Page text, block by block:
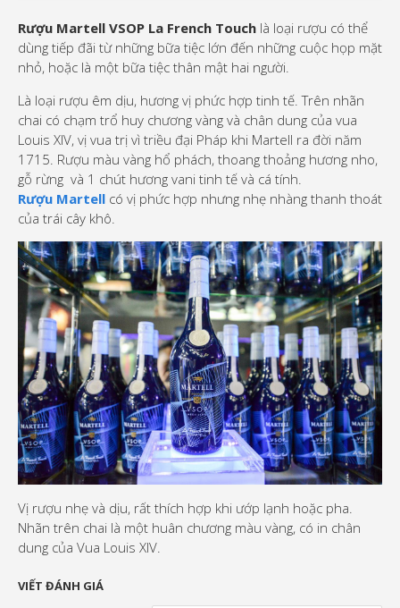
Rượu Martell VSOP La French Touch là loại rượu có thể
dùng tiếp đãi từ những bữa tiệc lớn đến những cuộc họp mặt
nhỏ, hoặc là một bữa tiệc thân mật hai người.
Là loại rượu êm dịu, hương vị phức hợp tinh tế. Trên nhãn
chai có chạm trổ huy chương vàng và chân dung của vua
Louis XIV, vị vua trị vì triều đại Pháp khi Martell ra đời năm
1715. Rượu màu vàng hổ phách, thoang thoảng hương nho,
gỗ rừng và 1 chút hương vani tinh tế và cá tính.
Rượu Martell có vị phức hợp nhưng nhẹ nhàng thanh thoát
của trái cây khô.
Vị rượu nhẹ và dịu, rất thích hợp khi ướp lạnh hoặc pha.
Nhãn trên chai là một huân chương màu vàng, có in chân
dung của Vua Louis XIV.
VIẾT ĐÁNH GIÁ